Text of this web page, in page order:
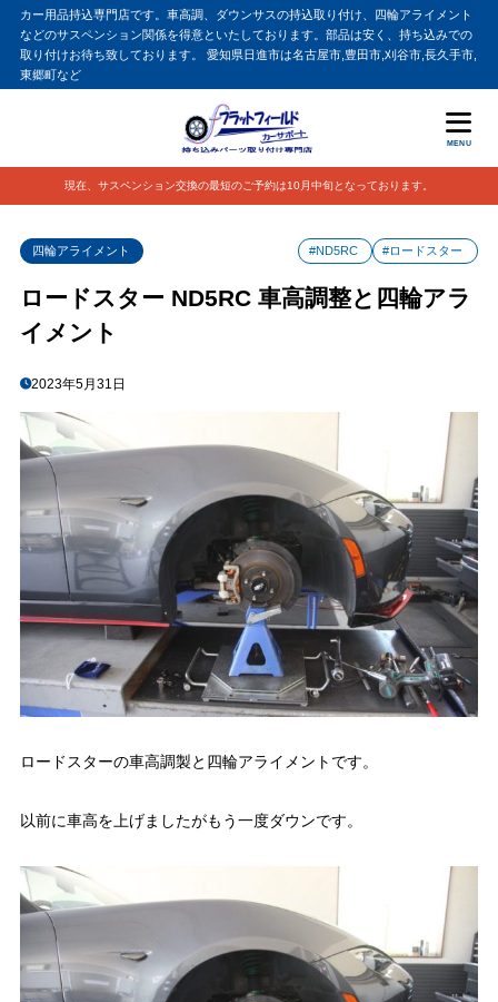
カー用品持込専門店です。車高調、ダウンサスの持込取り付け、四輪アライメント
などのサスペンション関係を得意といたしております。部品は安く、持ち込みでの
取り付けお待ち致しております。 愛知県日進市は名古屋市,豊田市,刈谷市,長久手市,
東郷町など
MENU
現在、サスペンション交換の最短のご予約は10月中旬となっております。
四輪アライメント #ND5RC #ロードスター
ロードスター ND5RC 車高調整と四輪アラ
イメント
2023年5月31日
ロードスターの車高調製と四輪アライメントです。
以前に車高を上げましたがもう一度ダウンです。